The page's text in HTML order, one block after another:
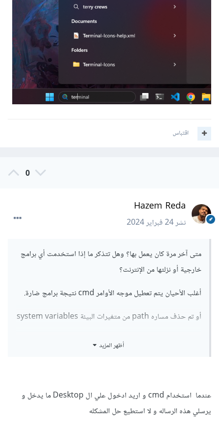
اقتباس
0
Hazem Reda
نشر24 فبراير 2024
متى آخر مرة كان يعمل بها؟ وهل تتذكر ما إذا استخدمت أي برامج
خارجية أو نزلتها من الإنترنت؟
أغلب الأحيان يتم تعطيل موجه الأوامر cmd نتيجة برامج ضارة.
أو تم حذف مساره path من متغيرات البيئة system variables
يرجى توضيح ما رسالة الخطأ التي تظهر معك أو وصف المشكلة
أظهر المزيد
عندما استخدام cmd و اريد ادخول علي ال Desktop ما يدخل و
يرسلي هذه الرساله و لا استطيع حل المشكله